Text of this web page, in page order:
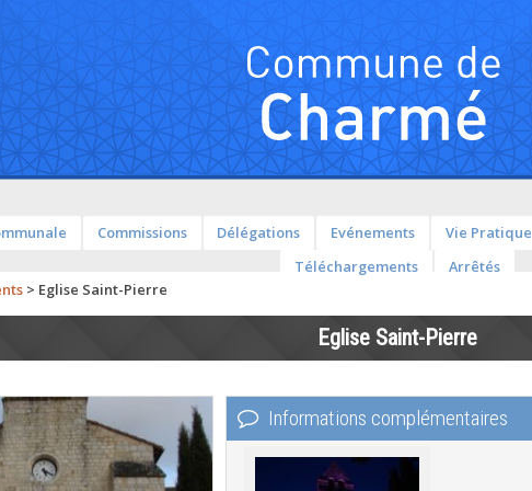
Commissions Délégations Evénements Vie Pratique
Téléchargements
Arrêtés
> Eglise Saint-Pierre
Eglise Saint-Pierre
Informations complémentaires